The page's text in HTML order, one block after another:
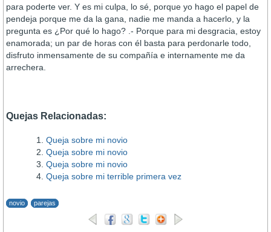
para poderte ver. Y es mi culpa, lo sé, porque yo hago el papel de
pendeja porque me da la gana, nadie me manda a hacerlo, y la
pregunta es ¿Por qué lo hago? .- Porque para mi desgracia, estoy
enamorada; un par de horas con él basta para perdonarle todo,
disfruto inmensamente de su compañía e internamente me da
arrechera.
Quejas Relacionadas:
Queja sobre mi novio
Queja sobre mi novio
Queja sobre mi novio
Queja sobre mi terrible primera vez
novio parejas